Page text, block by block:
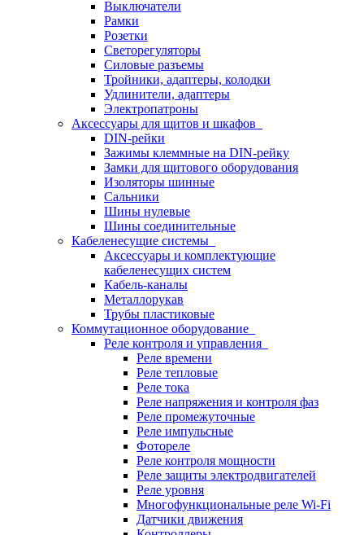
Выключатели
Рамки
Розетки
Светорегуляторы
Силовые разъемы
Тройники, адаптеры, колодки
Удлинители, адаптеры
Электропатроны
Аксессуары для щитов и шкафов
DIN-рейки
Зажимы клеммные на DIN-рейку
Замки для щитового оборудования
Изоляторы шинные
Сальники
Шины нулевые
Шины соединительные
Кабеленесущие системы
Аксессуары и комплектующие
кабеленесущих систем
Кабель-каналы
Металлорукав
Трубы пластиковые
Коммутационное оборудование
Реле контроля и управления
Реле времени
Реле тепловые
Реле тока
Реле напряжения и контроля фаз
Реле промежуточные
Реле импульсные
Фотореле
Реле контроля мощности
Реле защиты электродвигателей
Реле уровня
Многофункциональные реле Wi-Fi
Датчики движения